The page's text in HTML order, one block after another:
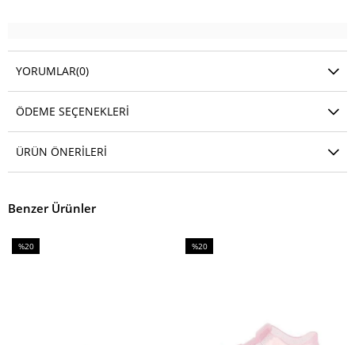
YORUMLAR(0)
ÖDEME SEÇENEKLERI
ÜRÜN ÖNERILERI
Benzer Ürünler
%20
%20